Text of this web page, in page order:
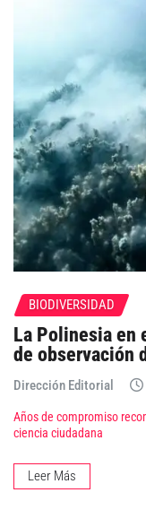
BIODIVERSIDAD
La Polinesia en
de observación
Dirección Editorial
Años de compromiso
ciencia ciudadana
Leer Más